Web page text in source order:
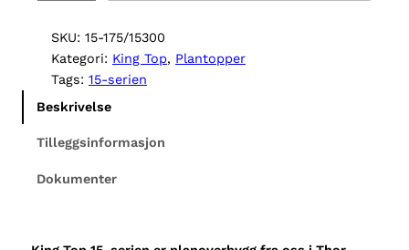
1
8
u
SKU: 15-175/15300
Kategori: King Top, Plantopper
Tags: 15-serien
Beskrivelse
Tilleggsinformasjon
Dokumenter